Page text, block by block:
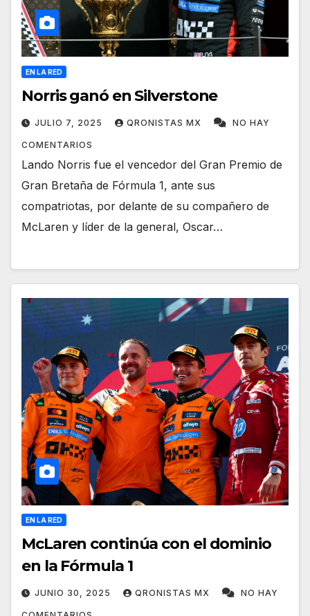
EN LA RED
Norris ganó en Silverstone
JULIO 7, 2025 QRONISTAS MX NO HAY
COMENTARIOS
Lando Norris fue el vencedor del Gran Premio de
Gran Bretaña de Fórmula 1, ante sus
compatriotas, por delante de su compañero de
McLaren y líder de la general, Oscar…
EN LA RED
McLaren continúa con el dominio
en la Fórmula 1
JUNIO 30, 2025 QRONISTAS MX NO HAY